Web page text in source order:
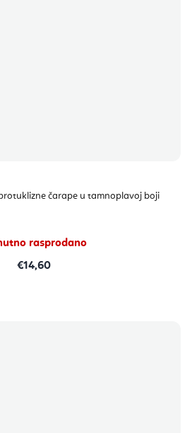
čarape u tamnoplavoj boji
rasprodano
€14,60